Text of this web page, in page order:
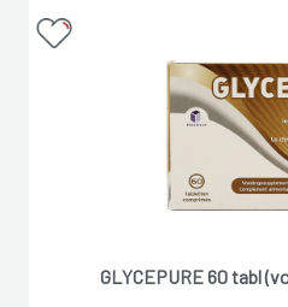
GLYCEPURE 60 tabl